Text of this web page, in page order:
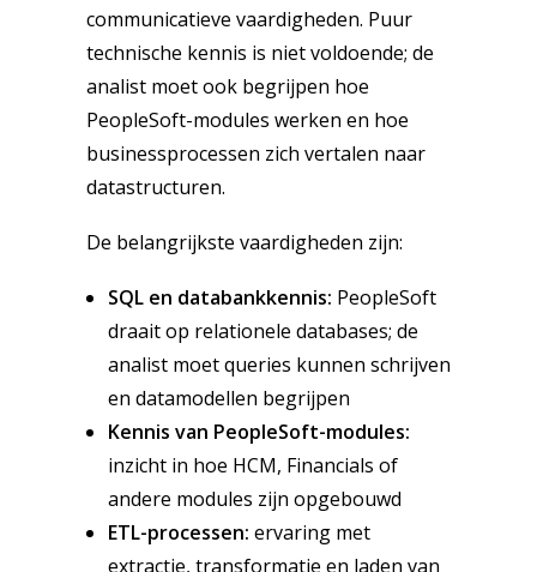
communicatieve vaardigheden. Puur
technische kennis is niet voldoende; de
analist moet ook begrijpen hoe
PeopleSoft-modules werken en hoe
businessprocessen zich vertalen naar
datastructuren.
De belangrijkste vaardigheden zijn:
SQL en databankkennis: PeopleSoft
draait op relationele databases; de
analist moet queries kunnen schrijven
en datamodellen begrijpen
Kennis van PeopleSoft-modules:
inzicht in hoe HCM, Financials of
andere modules zijn opgebouwd
ETL-processen: ervaring met
extractie, transformatie en laden van